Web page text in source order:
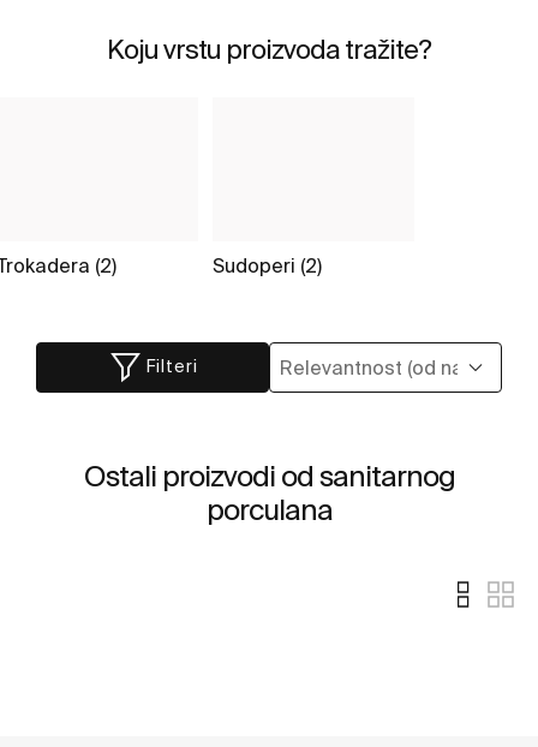
Koju vrstu proizvoda tražite?
(2) Sudoperi (2)
Filteri
Ostali proizvodi od sanitarnog
porculana